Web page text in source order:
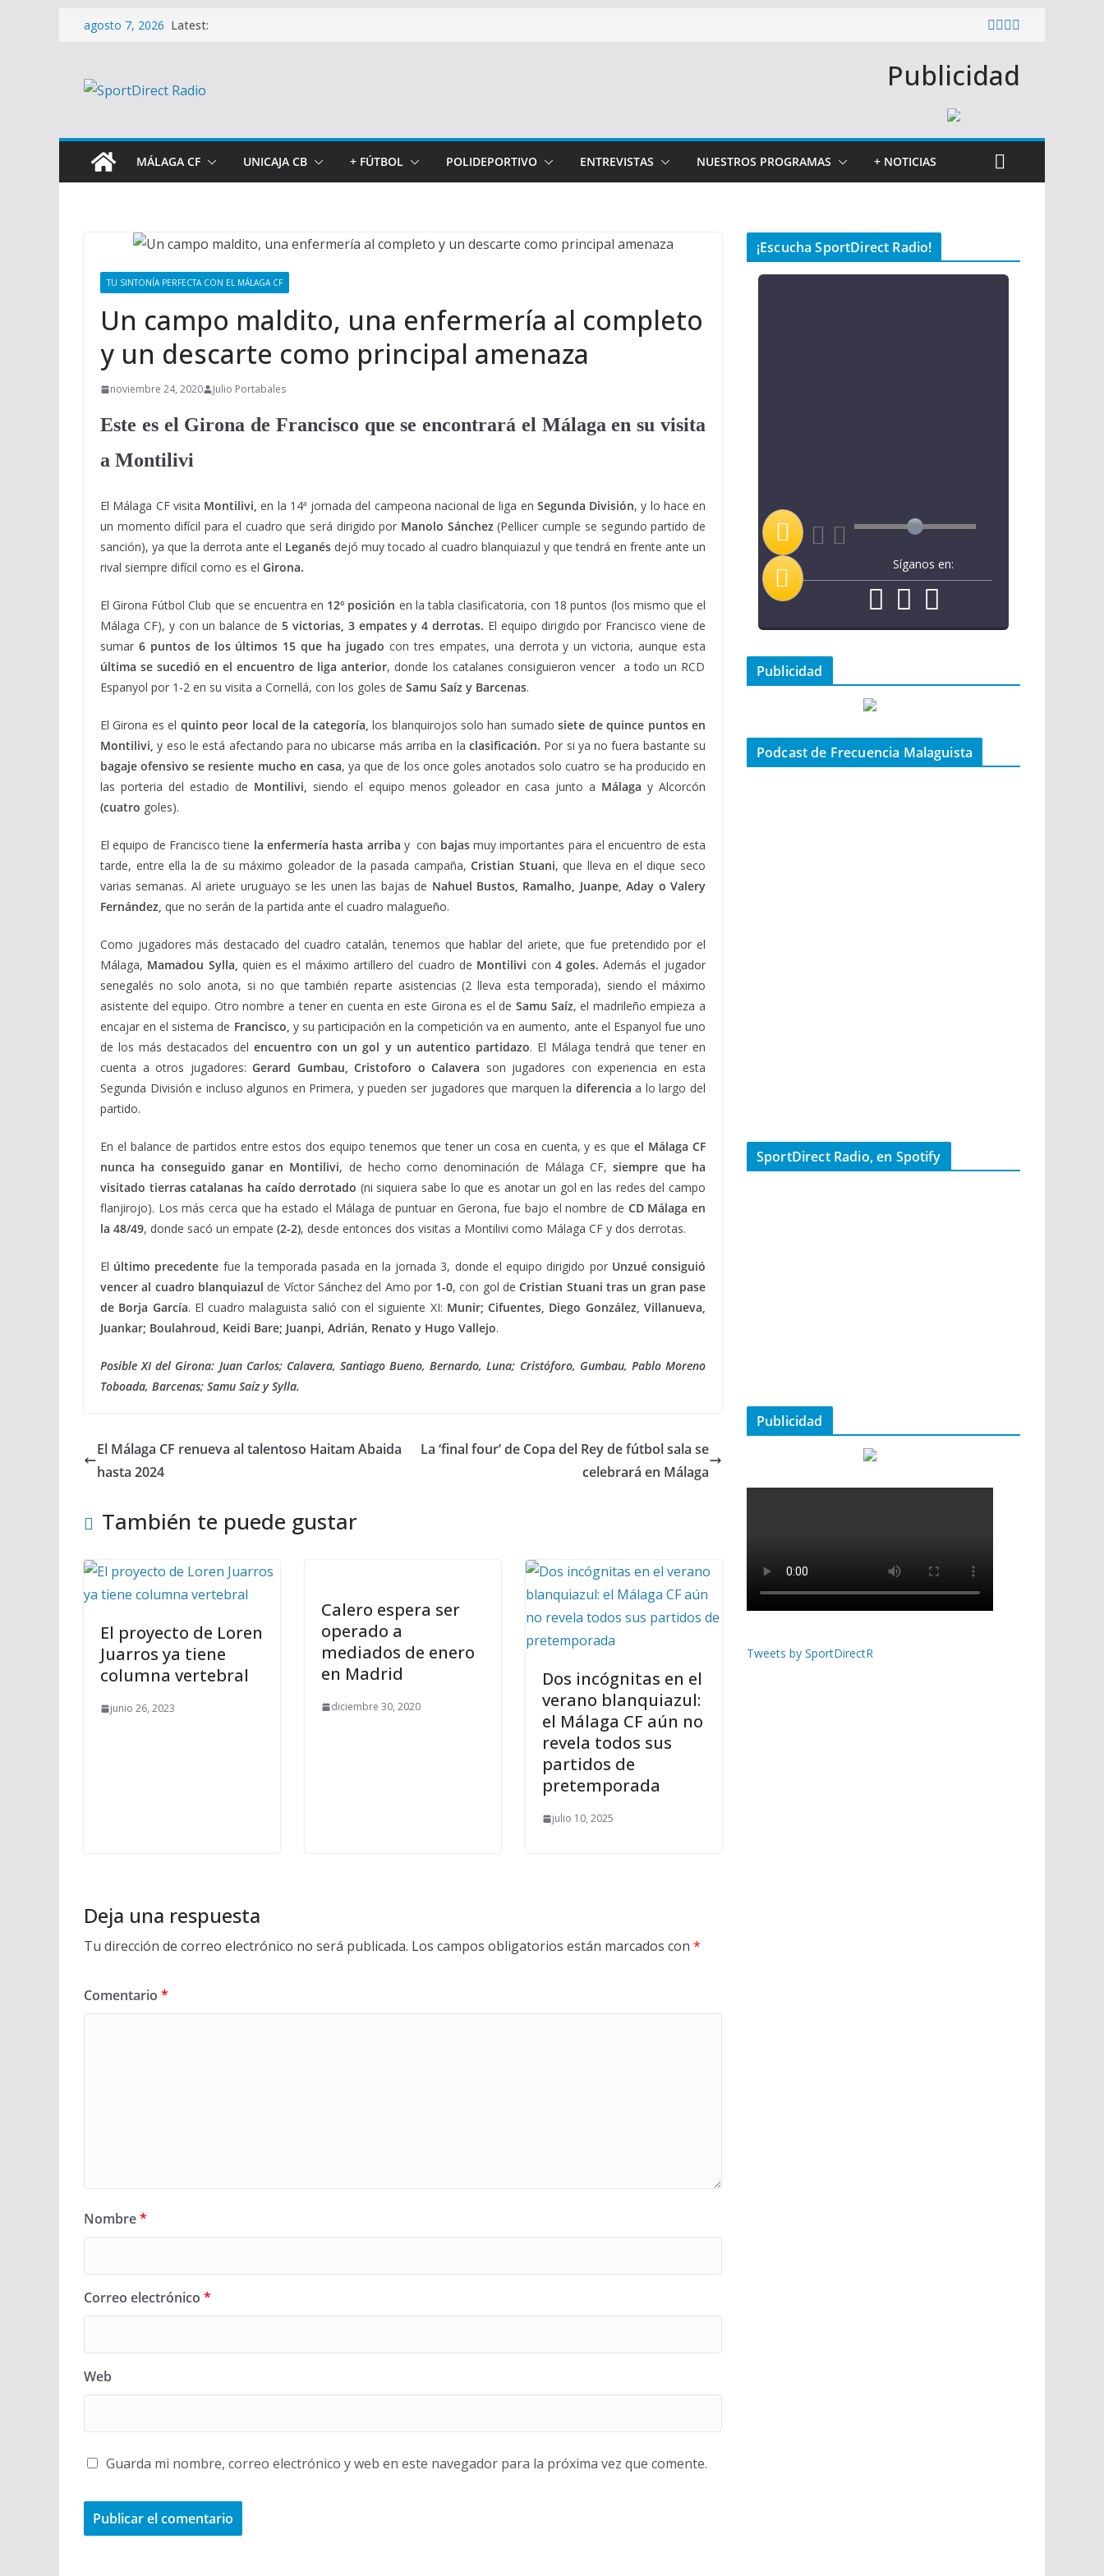
Saltaragosto 7, 2026 Latest:
Publicidad
MÁLAGA CF UNICAJA CB + FÚTBOL POLIDEPORTIVO ENTREVISTAS NUESTROS PROGRAMAS + NOTICIAS
TU SINTONÍA PERFECTA CON EL MÁLAGA CF
Un campo maldito, una enfermería al completo
y un descarte como principal amenaza
noviembre 24, 2020 Julio Portabales
Este es el Girona de Francisco que se encontrará el Málaga en su visita
a Montilivi
El Málaga CF visita Montilivi, en la 14ª jornada del campeona nacional de liga en Segunda División, y lo hace en
un momento difícil para el cuadro que será dirigido por Manolo Sánchez(Pellicer cumple se segundo partido de
sanción), ya que la derrota ante el Leganés dejó muy tocado al cuadro blanquiazul y que tendrá en frente ante un
rival siempre difícil como es el Girona.
El Girona Fútbol Club que se encuentra en 12º posición en la tabla clasificatoria, con 18 puntos (los mismo que el
Málaga CF), y con un balance de 5 victorias, 3 empates y 4 derrotas. El equipo dirigido por Francisco viene de
sumar 6 puntos de los últimos 15 que ha jugado con tres empates, una derrota y un victoria, aunque esta
última se sucedió en el encuentro de liga anterior, donde los catalanes consiguieron vencer a todo un RCD
Espanyol por 1-2 en su visita a Cornellá, con los goles de Samu Saíz y Barcenas.
El Girona es el quinto peor local de la categoría, los blanquirojos solo han sumado siete de quince puntos en
Montilivi, y eso le está afectando para no ubicarse más arriba en la clasificación. Por si ya no fuera bastante su
bagaje ofensivo se resiente mucho en casa, ya que de los once goles anotados solo cuatro se ha producido en
las porteria del estadio de Montilivi, siendo el equipo menos goleador en casa junto a Málaga y Alcorcón
(cuatro goles).
El equipo de Francisco tiene la enfermería hasta arriba y con bajasmuy importantes para el encuentro de esta
tarde, entre ella la de su máximo goleador de la pasada campaña,Cristian Stuani, que lleva en el dique seco
varias semanas. Al ariete uruguayo se les unen las bajas de Nahuel Bustos, Ramalho, Juanpe, Aday o Valery
Fernández, que no serán de la partida ante el cuadro malagueño.
Como jugadores más destacado del cuadro catalán, tenemos que hablar del ariete, que fue pretendido por el
Málaga, Mamadou Sylla, quien es el máximo artillero del cuadro de Montilivi con 4 goles. Además el jugador
senegalés no solo anota, si no que también reparte asistencias (2 lleva esta temporada), siendo el máximo
asistente del equipo. Otro nombre a tener en cuenta en este Girona es el de Samu Saíz, el madrileño empieza a
encajar en el sistema de Francisco, y su participación en la competición va en aumento, ante el Espanyol fue uno
de los más destacados delencuentro con un gol y un autentico partidazo. El Málaga tendrá que tener en
cuenta a otros jugadores: Gerard Gumbau, Cristoforo o Calavera son jugadores con experiencia en esta
Segunda División e incluso algunos en Primera, y pueden ser jugadores que marquen la diferencia a lo largo del
partido.
En el balance de partidos entre estos dos equipo tenemos que tener un cosa en cuenta, y es queel Málaga CF
nunca ha conseguido ganar en Montilivi, de hecho como denominación de Málaga CF,siempre que ha
visitado tierras catalanas ha caído derrotado (ni siquiera sabe lo que es anotar un gol en las redes del campo
flanjirojo). Los más cerca que ha estado el Málaga de puntuar en Gerona, fue bajo el nombre de CD Málaga en
la 48/49, donde sacó un empate (2-2), desde entonces dos visitas a Montilivi como Málaga CF y dos derrotas.
El último precedente fue la temporada pasada en la jornada 3, donde el equipo dirigido por Unzué consiguió
vencer al cuadro blanquiazul de Víctor Sánchez del Amo por 1-0, con gol deCristian Stuani tras un gran pase
de Borja García. El cuadro malaguista salió con el siguiente XI: Munir; Cifuentes, Diego González, Villanueva,
Juankar; Boulahroud, Keidi Bare; Juanpi, Adrián, Renato y Hugo Vallejo.
Posible XI del Girona: Juan Carlos; Calavera, Santiago Bueno, Bernardo, Luna; Cristóforo, Gumbau, Pablo Moreno
Toboada, Barcenas; Samu Saíz y Sylla.
El Málaga CF renueva al talentoso Haitam Abaida
hasta 2024
La ‘final four’ de Copa del Rey de fútbol sala se
celebrará en Málaga
También te puede gustar
El proyecto de Loren
Juarros ya tiene
columna vertebral
junio 26, 2023
Calero espera ser
operado a
mediados de enero
en Madrid
diciembre 30, 2020
Dos incógnitas en el
verano blanquiazul:
el Málaga CF aún no
revela todos sus
partidos de
pretemporada
julio 10, 2025
Deja una respuesta
Tu dirección de correo electrónico no será publicada. Los campos obligatorios están marcados con *
Comentario *
Nombre*
Correo electrónico *
Web
Guarda mi nombre, correo electrónico y web en este navegador para la próxima vez que comente.
¡Escucha SportDirect Radio!
Síganos en:
Publicidad
Podcast de Frecuencia Malaguista
SportDirect Radio, en Spotify
Publicidad
Tweets by SportDirectR